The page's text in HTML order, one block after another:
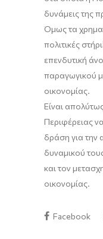
δυνάμεις της
Όμως τα
πολιτικές
επενδυτική
παραγωγικού
οικονομίας.
Είναι
Περιφέρειας
δράση για την
δυναμικού
και τον
οικονομίας.
Facebook